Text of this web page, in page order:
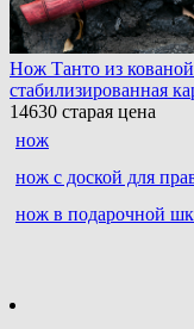
Нож Танто из
стабилизированная
14630 старая цена
нож
нож с доской для
нож в подарочной